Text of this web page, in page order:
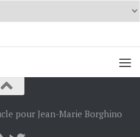
pour Jean-Marie Borghino